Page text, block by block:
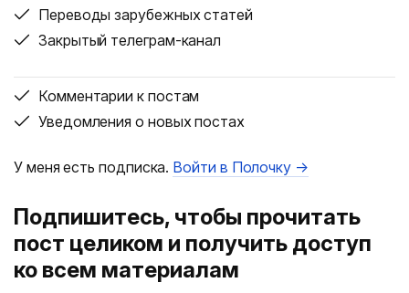
Переводы зарубежных статей
Закрытый телеграм-канал
Комментарии к постам
Уведомления о новых постах
У меня есть подписка. Войти в Полочку →
Подпишитесь, чтобы прочитать
пост целиком и получить доступ
ко всем материалам